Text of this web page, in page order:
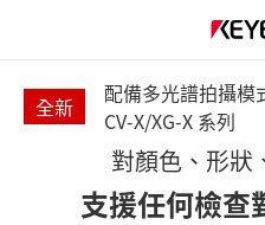
全新
配備多光譜拍攝模
CV-X/XG-X 系列
對顏色、形狀
支援任何檢查